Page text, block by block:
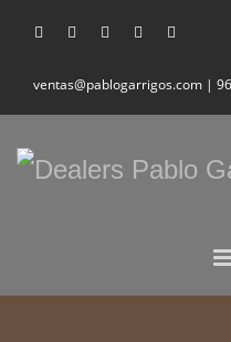
ventas@pablogarrigos.com |